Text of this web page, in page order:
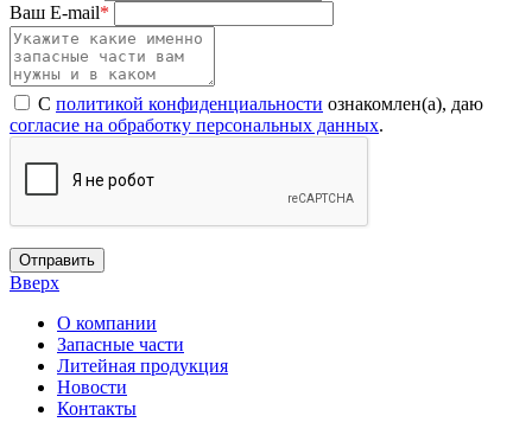
Ваш E-mail*
С политикой конфиденциальности ознакомлен(а), даю
согласие на обработку персональных данных.
Отправить
Вверх
О компании
Запасные части
Литейная продукция
Новости
Контакты